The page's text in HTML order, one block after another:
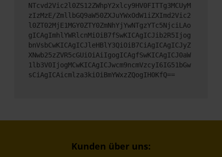
NTcvd2Vic2l0ZS12ZWhpY2xlcy9HV0FITTg3MCUyM
zIzMzE/ZmllbGQ9aW50ZXJuYWxOdW1iZXImd2Vic2
l0ZT02MjE1MGY0ZTY0ZmNhYjYwNTgzYTc5NjciLAo
gICAgImhlYWRlcnMiOiB7fSwKICAgICJib2R5Ijog
bnVsbCwKICAgICJleHBlY3QiOiB7CiAgICAgICJyZ
XNwb25zZVR5cGUiOiAiIgogICAgfSwKICAgICJ0aW
1lb3V0IjogMCwKICAgICJwcm9ncmVzcyI6IG51bGw
sCiAgICAicmlza3kiOiBmYWxzZQogIH0KfQ==
Kunden über uns: